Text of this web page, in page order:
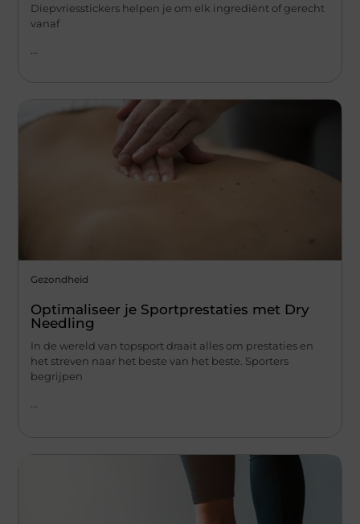
Diepvriesstickers helpen je om elk ingrediënt of gerecht
vanaf
Gezondheid
Optimaliseer je Sportprestaties met Dry
Needling
In de wereld van topsport draait alles om prestaties en
het streven naar het beste van het beste. Sporters
begrijpen